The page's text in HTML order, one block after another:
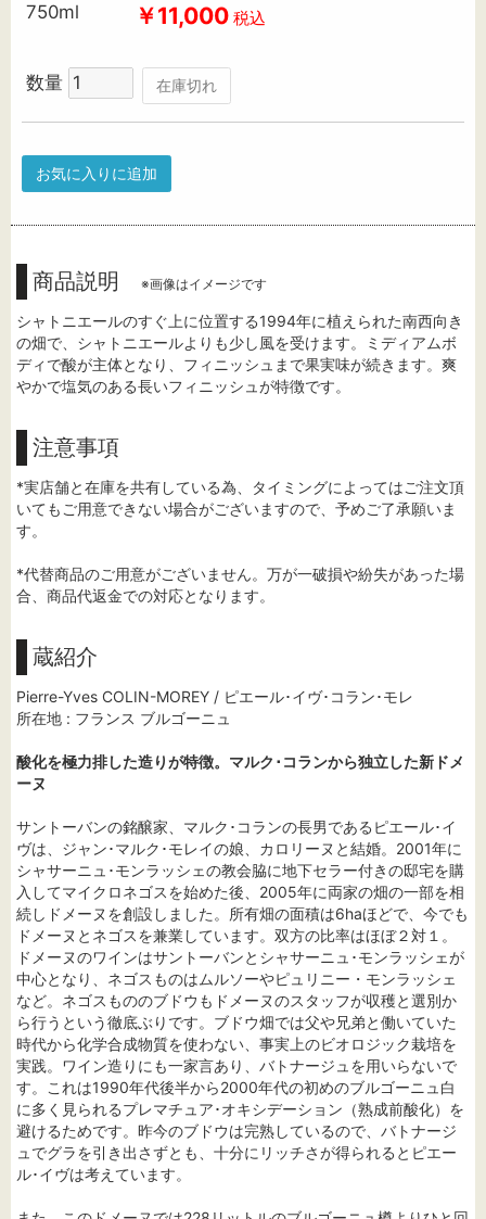
750ml ￥11,000 税込
数量 在庫切れ
お気に入りに追加
商品説明 ※画像はイメージです
シャトニエールのすぐ上に位置する1994年に植えられた南西向き
の畑で、シャトニエールよりも少し風を受けます。ミディアムボ
ディで酸が主体となり、フィニッシュまで果実味が続きます。爽
やかで塩気のある長いフィニッシュが特徴です。
注意事項
*実店舗と在庫を共有している為、タイミングによってはご注文頂
いてもご用意できない場合がございますので、予めご了承願いま
す。
*代替商品のご用意がございません。万が一破損や紛失があった場
合、商品代返金での対応となります。
蔵紹介
Pierre-Yves COLIN-MOREY / ピエール･イヴ･コラン･モレ
所在地 : フランス ブルゴーニュ
酸化を極力排した造りが特徴。マルク･コランから独立した新ドメ
ーヌ
サントーバンの銘醸家、マルク･コランの長男であるピエール･イ
ヴは、ジャン･マルク･モレイの娘、カロリーヌと結婚。2001年に
シャサーニュ･モンラッシェの教会脇に地下セラー付きの邸宅を購
入してマイクロネゴスを始めた後、2005年に両家の畑の一部を相
続しドメーヌを創設しました。所有畑の面積は6haほどで、今でも
ドメーヌとネゴスを兼業しています。双方の比率はほぼ２対１。
ドメーヌのワインはサントーバンとシャサーニュ･モンラッシェが
中心となり、ネゴスものはムルソーやピュリニー・モンラッシェ
など。ネゴスもののブドウもドメーヌのスタッフが収穫と選別か
ら行うという徹底ぶりです。ブドウ畑では父や兄弟と働いていた
時代から化学合成物質を使わない、事実上のビオロジック栽培を
実践。ワイン造りにも一家言あり、バトナージュを用いらないで
す。これは1990年代後半から2000年代の初めのブルゴーニュ白
に多く見られるプレマチュア･オキシデーション（熟成前酸化）を
避けるためです。昨今のブドウは完熟しているので、バトナージ
ュでグラを引き出さずとも、十分にリッチさが得られるとピエー
ル･イヴは考えています。